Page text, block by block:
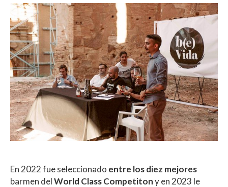
En 2022 fue seleccionado entre los diez mejores
barmen delWorld Class Competitony en 2023 le